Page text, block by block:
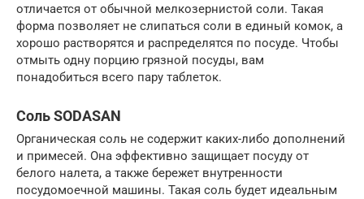
отличается от обычной мелкозернистой соли. Такая
форма позволяет не слипаться соли в единый комок, а
хорошо растворятся и распределятся по посуде. Чтобы
отмыть одну порцию грязной посуды, вам
понадобиться всего пару таблеток.
Соль SODASAN
Органическая соль не содержит каких-либо дополнений
и примесей. Она эффективно защищает посуду от
белого налета, а также бережет внутренности
посудомоечной машины. Такая соль будет идеальным